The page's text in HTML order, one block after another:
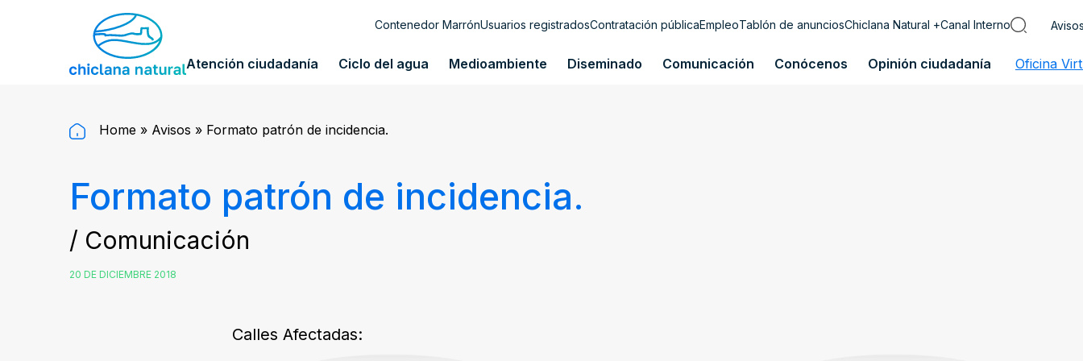
Contenedor MarrónUsuarios registradosContratación públicaEmpleoTablón de anunciosChiclana Natural +Canal Interno
Atención ciudadanía Ciclo del agua Medioambiente Diseminado Comunicación Conócenos Opinión ciudadanía Oficina
Home » Avisos » Formato patrón de incidencia.
Formato patrón de incidencia.
/ Comunicación
20 DE DICIEMBRE 2018
Calles Afectadas: